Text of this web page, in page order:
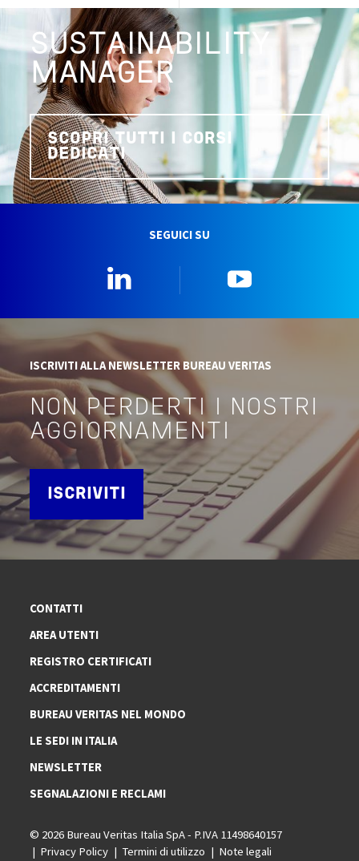
SUSTAINABILITY
MANAGER
SCOPRI TUTTI I CORSI
DEDICATI
SEGUICI SU
ISCRIVITI ALLA NEWSLETTER BUREAU VERITAS
NON PERDERTI I NOSTRI
AGGIORNAMENTI
ISCRIVITI
CONTATTI
AREA UTENTI
REGISTRO CERTIFICATI
ACCREDITAMENTI
BUREAU VERITAS NEL MONDO
LE SEDI IN ITALIA
NEWSLETTER
SEGNALAZIONI E RECLAMI
© 2026 Bureau Veritas Italia SpA - P.IVA 11498640157
Privacy Policy
Termini di utilizzo
Note legali